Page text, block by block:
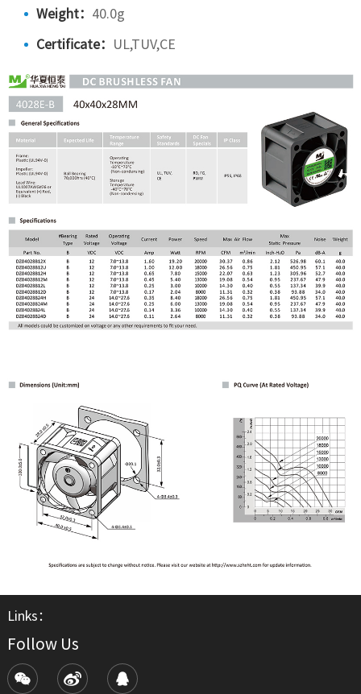
Weight： 40.0g
Certificate： UL,TUV,CE
Links：
Follow Us